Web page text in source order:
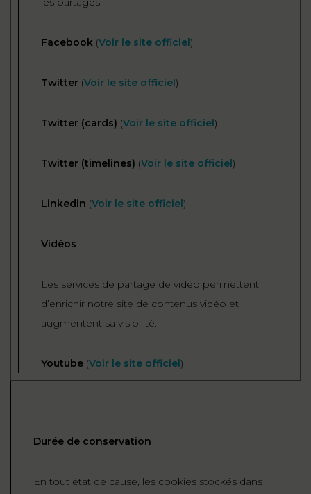
Facebook (Voir le site officiel)
Twitter (Voir le site officiel)
Twitter (cards) (Voir le site officiel)
Twitter (timelines) (Voir le site officiel)
Linkedin (Voir le site officiel)
Vidéos
Les services de partage de vidéo permettent
d’enrichir notre site de contenus vidéo et
augmentent sa visibilité.
Youtube (Voir le site officiel)
Durée de conservation
En tout état de cause, les cookies stockés dans